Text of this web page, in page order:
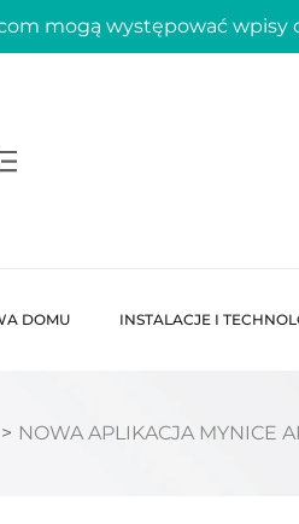
mogą występować wpisy
DOMU INSTALACJE I
> NOWA APLIKACJA MYNICE